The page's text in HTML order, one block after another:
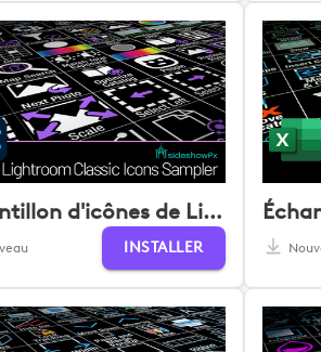
Échantillon d'icônes de Lightroom Classic
INSTALLER